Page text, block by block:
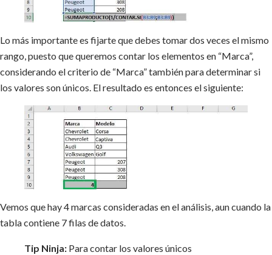
Lo más importante es fijarte que debes tomar dos veces el mismo
rango, puesto que queremos contar los elementos en “Marca”,
considerando el criterio de “Marca” también para determinar si
los valores son únicos. El resultado es entonces el siguiente:
Vemos que hay 4 marcas consideradas en el análisis, aun cuando la
tabla contiene 7 filas de datos.
Tip Ninja: Para contar los valores únicos